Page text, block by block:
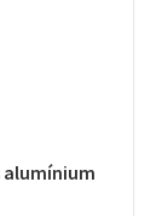
alumínium